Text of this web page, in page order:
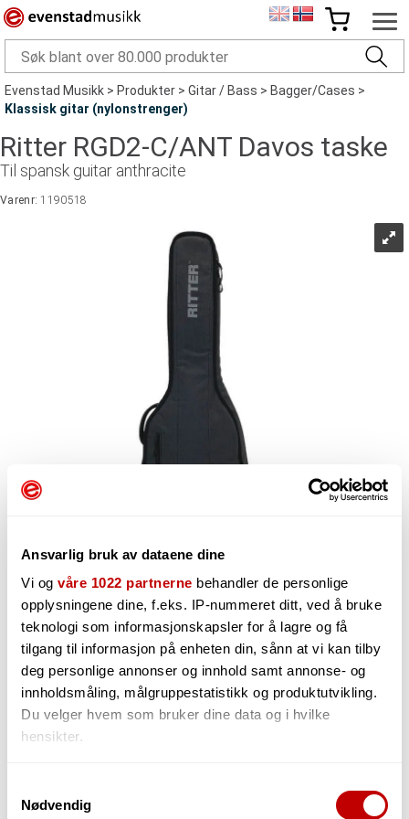
Ansvarlig bruk av dataene dine
Vi og våre 1022 partnerne behandler de personlige
opplysningene dine, f.eks. IP-nummeret ditt, ved å bruke
teknologi som informasjonskapsler for å lagre og få
tilgang til informasjon på enheten din, sånn at vi kan tilby
deg personlige annonser og innhold samt annonse- og
innholdsmåling, målgruppestatistikk og produktutvikling.
Du velger hvem som bruker dine data og i hvilke
hensikter.
Innhente informasjon om den geografiske
Nødvendig
Evenstad Musikk>Produkter>Gitar / Bass>Bagger/Cases>
Klassisk gitar (nylonstrenger)
Ritter RGD2-C/ANT Davos taske
Til spansk guitar anthracite
Varenr:1190518
819,-